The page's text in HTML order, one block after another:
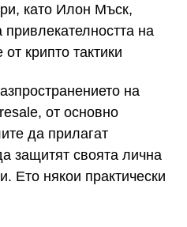
като Илон Мъск,
на
крипто тактики
на
от основно
да прилагат
защитят своята лична
Ето някои практически